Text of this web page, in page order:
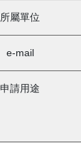
所屬單位
e-mail
申請用途